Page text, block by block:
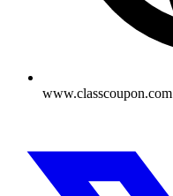
www.classcoupon.com